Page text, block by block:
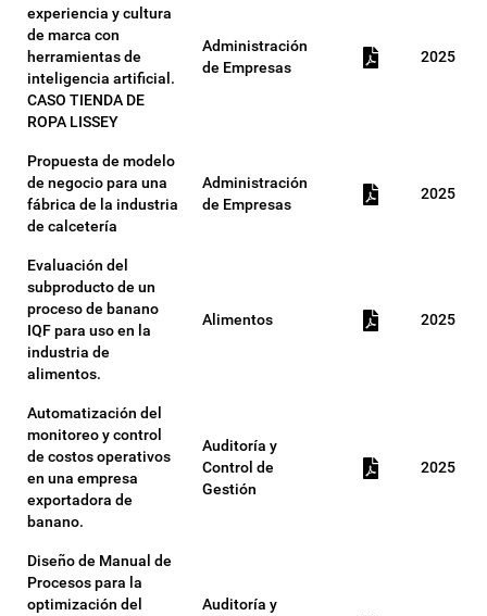
experiencia y cultura
de marca con
herramientas de
inteligencia artificial.
CASO TIENDA DE
ROPA LISSEY
Administración
de Empresas
2025
Propuesta de modelo
de negocio para una
fábrica de la industria
de calcetería
Administración
de Empresas
2025
Evaluación del
subproducto de un
proceso de banano
IQF para uso en la
industria de
alimentos.
Alimentos 2025
Automatización del
monitoreo y control
de costos operativos
en una empresa
exportadora de
banano.
Auditoría y
Control de
Gestión
2025
Diseño de Manual de
Procesos para la
optimización del
Auditoría y